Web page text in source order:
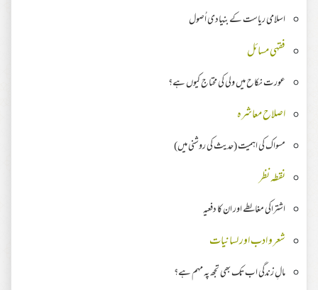
اسلامی ریاست کے بنیادی اُصول
فقہی مسائل
عورت نکاح میں ولی کی محتاج کیوں ہے؟
اصلاح معاشرہ
مسواک کی اہمیت (حدیث کی روشنی میں)
نقطہ نظر
اشتراکی مغالطے اور ان کا دفعیہ
شعر و ادب اور لسانیات
مالِ زندگی اب تک بھی تجھ پہ مہم ہے؟